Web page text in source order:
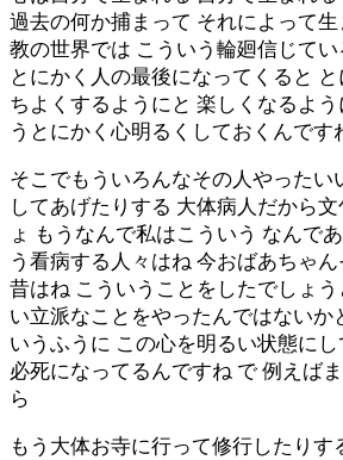
過去の何か捕まって それによって
教の世界では こういう輪廻信じて
とにかく人の最後になってくると
ちよくするようにと 楽しくなるよ
うとにかく心明るくしておくんです
そこでもういろんなその人やったい
してあげたりする 大体病人だから
ょ もうなんで私はこういう なんで
う看病する人々はね 今おばあちゃ
昔はね こういうことをしたでしょ
い立派なことをやったんではないか
いうふうに この心を明るい状態に
必死になってるんですね で 例えば
ら
もう大体お寺に行って修行したりす